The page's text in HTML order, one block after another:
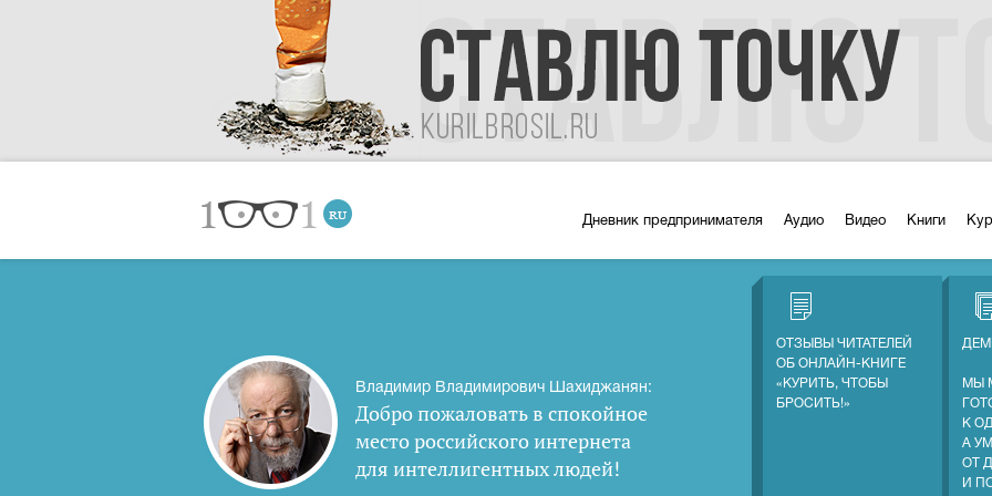
Дневник предпринимателя Аудио Видео Книги
Владимир Владимирович Шахиджанян:
Добро пожаловать в спокойное
место российского интернета
для интеллигентных людей!
ОТЗЫВЫ ЧИТАТЕЛЕЙ
ОБ ОНЛАЙН-КНИГЕ
«КУРИТЬ, ЧТОБЫ
БРОСИТЬ!»
МЫ
К
А
ОТ
И